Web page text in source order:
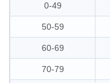
0-49
50-59
60-69
70-79